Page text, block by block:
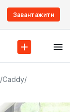
Завантажити
/Caddy/